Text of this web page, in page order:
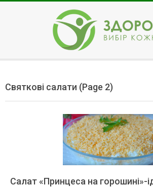
ЗДОРОВ'Я
Menu
Святкові салати (Page 2)
Салат «Принцеса на горошині»-